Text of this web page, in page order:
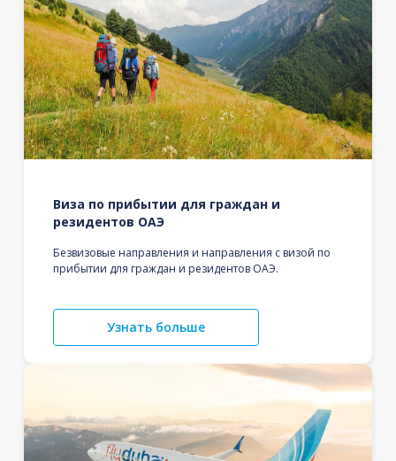
Виза по прибытии для граждан и
резидентов ОАЭ
Безвизовые направления и направления с визой по
прибытии для граждан и резидентов ОАЭ.
Узнать больше